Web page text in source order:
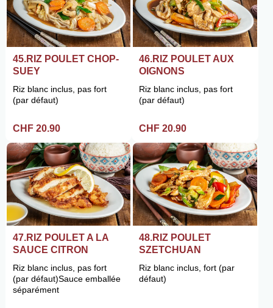
45.RIZ POULET CHOP-
SUEY
Riz blanc inclus, pas fort
(par défaut)
CHF 20.90
46.RIZ POULET AUX
OIGNONS
Riz blanc inclus, pas fort
(par défaut)
CHF 20.90
47.RIZ POULET A LA
SAUCE CITRON
Riz blanc inclus, pas fort
(par défaut)Sauce emballée
séparément
48.RIZ POULET
SZETCHUAN
Riz blanc inclus, fort (par
défaut)